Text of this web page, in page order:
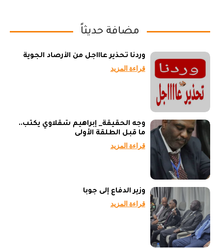
مضافة حديثاً
وردنا تحذير عاااجل من الأرصاد الجوية
قراءة المزيد
وجه الحقيقة_ إبراهيم شقلاوي يكتب..
ما قبل الطلقة الأولى
قراءة المزيد
وزير الدفاع إلى جوبا
قراءة المزيد